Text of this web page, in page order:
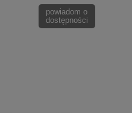
powiadom o
dostępności